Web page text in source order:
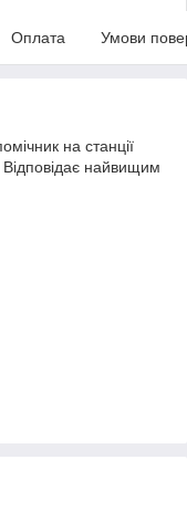
Оплата Умови
на станції
Відповідає найвищим